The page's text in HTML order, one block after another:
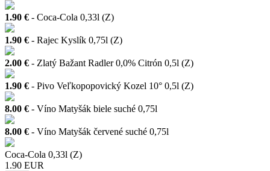
1.90 € - Coca-Cola 0,33l (Z)
1.90 € - Rajec Kyslík 0,75l (Z)
2.00 € - Zlatý Bažant Radler 0,0% Citrón 0,5l (Z)
1.90 € - Pivo Veľkopopovický Kozel 10° 0,5l (Z)
8.00 € - Víno Matyšák biele suché 0,75l
8.00 € - Víno Matyšák červené suché 0,75l
Coca-Cola 0,33l (Z)
1.90 EUR